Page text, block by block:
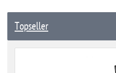
Topseller